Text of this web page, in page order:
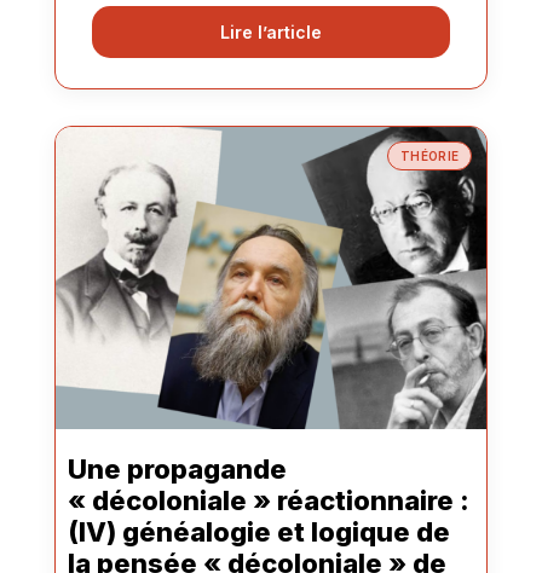
Lire l’article
THÉORIE
Une propagande
« décoloniale » réactionnaire :
(IV) généalogie et logique de
la pensée « décoloniale » de